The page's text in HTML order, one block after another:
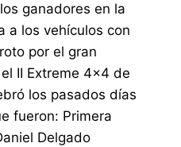
ganadores en la
a los vehículos con
por el gran
II Extreme 4×4 de
los pasados días
fueron: Primera
Delgado